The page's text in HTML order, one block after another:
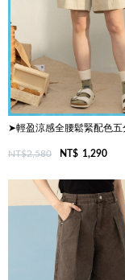
➤輕盈涼感全腰鬆緊配色五
NT$2,580 NT$ 1,290